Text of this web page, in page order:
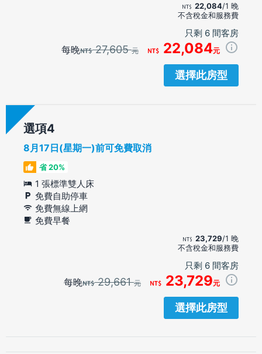
22,084/1 晚
不含稅金和服務費
只剩 6 間客房
每晚 27,605元 22,084元
選擇此房型
選項
8月17日(星期一)前可免費取消
省 20%
1 張標準雙人床
免費自助停車
免費無線上網
免費早餐
23,729/1 晚
不含稅金和服務費
只剩 6 間客房
每晚 29,661元 23,729元
選擇此房型